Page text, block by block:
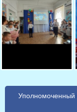
Уполномоченный